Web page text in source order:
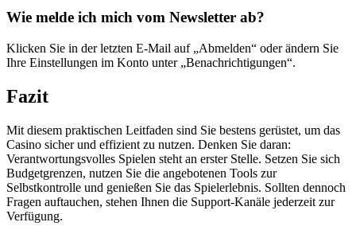
Wie melde ich mich vom Newsletter ab?
Klicken Sie in der letzten E-Mail auf „Abmelden“ oder ändern Sie
Ihre Einstellungen im Konto unter „Benachrichtigungen“.
Fazit
Mit diesem praktischen Leitfaden sind Sie bestens gerüstet, um das
Casino sicher und effizient zu nutzen. Denken Sie daran:
Verantwortungsvolles Spielen steht an erster Stelle. Setzen Sie sich
Budgetgrenzen, nutzen Sie die angebotenen Tools zur
Selbstkontrolle und genießen Sie das Spielerlebnis. Sollten dennoch
Fragen auftauchen, stehen Ihnen die Support-Kanäle jederzeit zur
Verfügung.